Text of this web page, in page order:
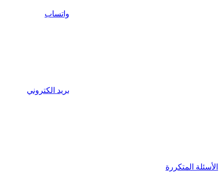
واتساب
بريد الكتروني
الأسئلة المتكررة